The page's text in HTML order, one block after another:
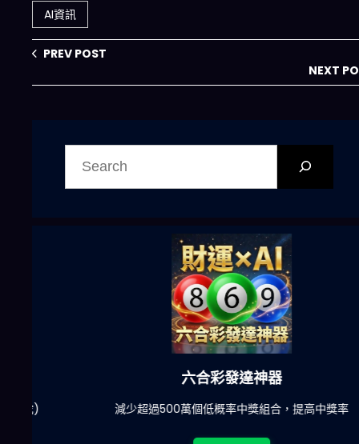
量化策略的落地革
命
AI資訊
PREV POST
NEXT
六合彩發達神器
減少超過500萬個低概率中獎組合，提高中獎率